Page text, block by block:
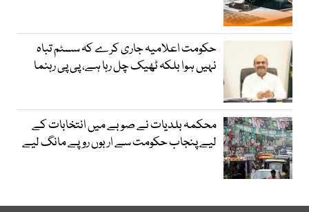
حکومت اعلامیہ جاری کرے کہ سسٹم تباہ
نہیں ہوا بلکہ ٹھیک چل رہا ہے، پی پی رہنما
محکمہ بلدیات نے صوبے میں انتخابات کے
لیے پنجاب حکومت سے اربوں روپے مانگ لیے